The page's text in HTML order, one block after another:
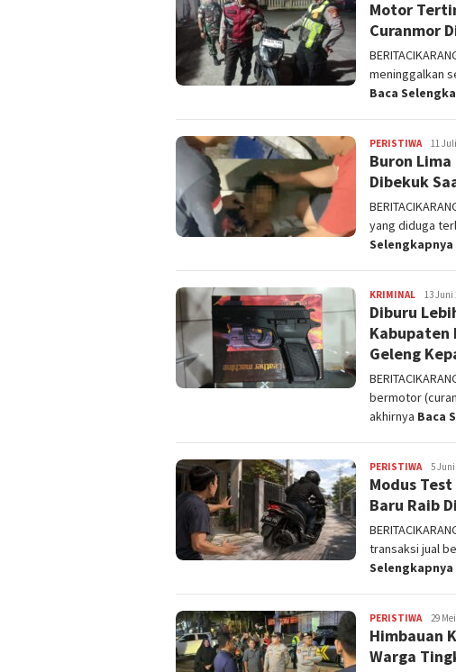
Motor
Curanmor
meninggalkan
Baca
PERISTIWAadmin
11
Buron
Dibekuk
yang diduga
Selengkapnya
KRIMINAL admin
13 Juni
Diburu
Kabupaten
Geleng
bermotor
akhirnya Baca
PERISTIWAadmin
5 Juni
Modus
Baru Raib
transaksi jual
Selengkapnya
PERISTIWAadmin
29
Himbauan
Warga